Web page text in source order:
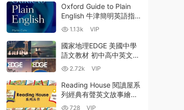
Oxford Guide to Plain
English 牛津簡明英語指
南 英語自學寫作教材PDF
百度雲網盤下載
1.13k VIP
國家地理EDGE 美國中學
語文教材 初中高中英文原
版教材 全4級全彩PDF 百
度雲網盤下載-16GB
2.72k VIP
Reading House 閱讀屋系
列經典有聲英文故事繪本
音樂戲劇讀物全3級PDF
728 VIP